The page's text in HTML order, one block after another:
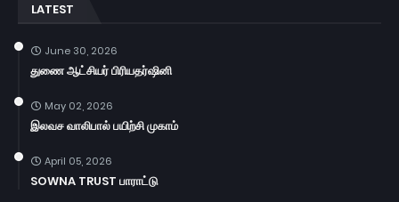
LATEST
June 30, 2026
துணை ஆட்சியர் பிரியதர்ஷினி
May 02, 2026
இலவச வாலிபால் பயிற்சி முகாம்
April 05, 2026
SOWNA TRUST பாராட்டு